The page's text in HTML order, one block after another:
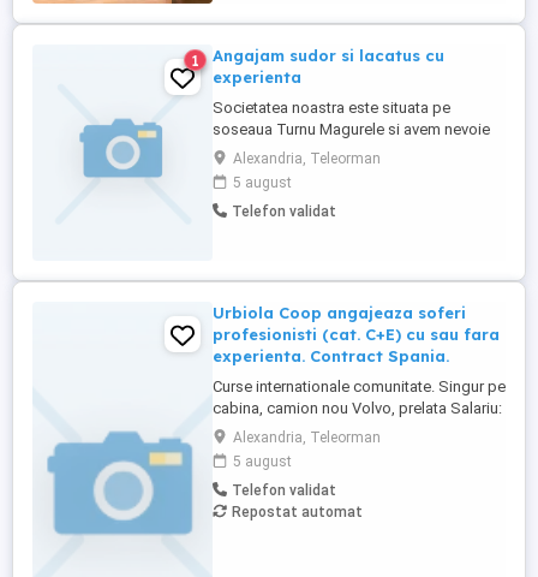
1
Angajam sudor si lacatus cu
experienta
Societatea noastra este situata pe
soseaua Turnu Magurele si avem nevoie
de noi colegi. Programul este de la 8:00 la
16:00, salarii atractive!!! Mai multe detalii la
telefon
Alexandria, Teleorman
5 august
Telefon validat
Urbiola Coop angajeaza soferi
profesionisti (cat. C+E) cu sau fara
experienta. Contract Spania.
Curse internationale comunitate. Singur pe
cabina, camion nou Volvo, prelata Salariu:
2700 luna net 12.000 km (garantat) Prima
0,06 camion km extra peste 12000 km; +
100 prima la angajare pt. ADR; + 300 prima
pentru 6 luni lucrate; + 300 prima pentru 9
luni lucrate; + 300 prima pentru 12 luni
Alexandria, Teleorman
5 august
Telefon validat
Repostat automat